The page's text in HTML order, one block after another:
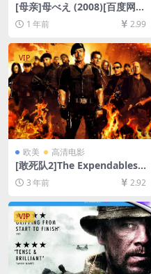
[母亲]母べえ (2008)[百度网盘
+夸克网盘1080P超清未删减
资源][网盘在线播放/下载][MP
1 年前 2.99
VIP
欧美 高清电影
[敢死队2]The Expendables 2
(2012)[百度网盘+迅雷云盘资
源1080P超清未删减][MP4/6
GB][中英字幕]
3 年前 2.92
VIP